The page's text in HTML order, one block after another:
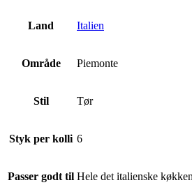
Land Italien
Område Piemonte
Stil Tør
Styk per kolli 6
Passer godt til Hele det italienske køkken